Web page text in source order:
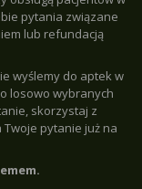
pytania związane
lub refundacją
wyślemy do aptek w
losowo wybranych
skorzystaj z
pytanie już na